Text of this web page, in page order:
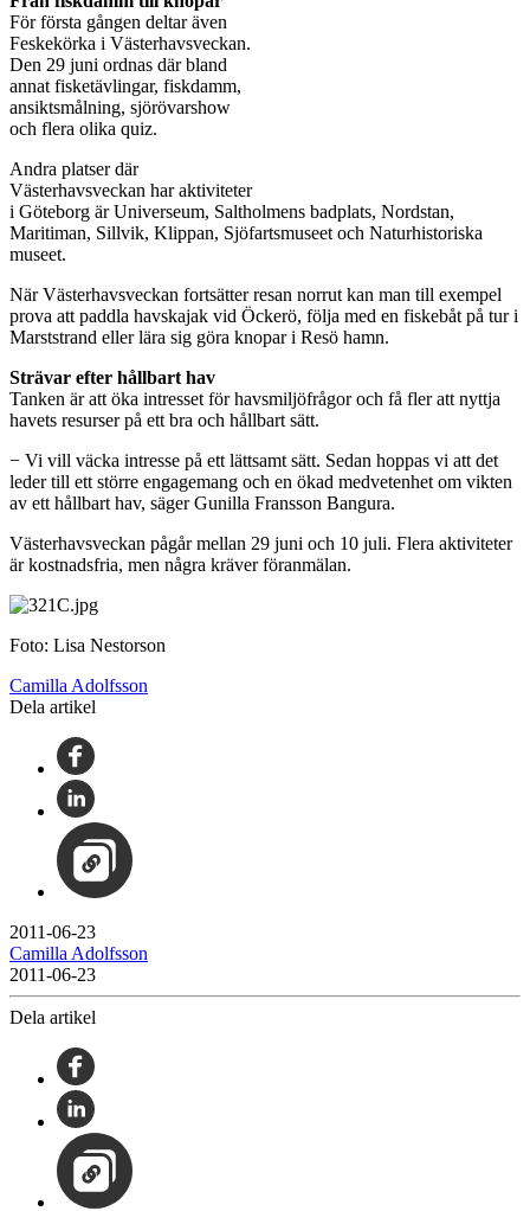
För första gången deltar även
Feskekörka i Västerhavsveckan.
Den 29 juni ordnas där bland
annat fisketävlingar, fiskdamm,
ansiktsmålning, sjörövarshow
och flera olika quiz.
Andra platser där
Västerhavsveckan har aktiviteter
i Göteborg är Universeum, Saltholmens badplats, Nordstan,
Maritiman, Sillvik, Klippan, Sjöfartsmuseet och Naturhistoriska
museet.
När Västerhavsveckan fortsätter resan norrut kan man till exempel
prova att paddla havskajak vid Öckerö, följa med en fiskebåt på tur i
Marststrand eller lära sig göra knopar i Resö hamn.
Strävar efter hållbart hav
Tanken är att öka intresset för havsmiljöfrågor och få fler att nyttja
havets resurser på ett bra och hållbart sätt.
− Vi vill väcka intresse på ett lättsamt sätt. Sedan hoppas vi att det
leder till ett större engagemang och en ökad medvetenhet om vikten
av ett hållbart hav, säger Gunilla Fransson Bangura.
Västerhavsveckan pågår mellan 29 juni och 10 juli. Flera aktiviteter
är kostnadsfria, men några kräver föranmälan.
Foto: Lisa Nestorson
Camilla Adolfsson
Dela artikel
2011-06-23
Camilla Adolfsson
2011-06-23
Dela artikel